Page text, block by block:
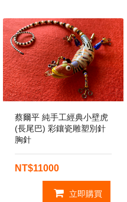
蔡爾平 純手工經典小壁虎
(長尾巴) 彩鑲瓷雕塑別針
胸針
NT$11000
立即購買